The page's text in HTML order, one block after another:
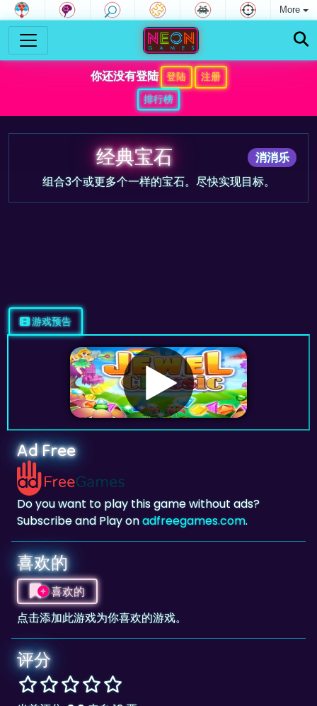
More
你还没有登陆 登陆
注册
排行榜
消消乐
经典宝石
组合3个或更多个一样的宝石。尽快实现目标。
Ad Free
Do you want to play this game without ads?
Subscribe and Play on
喜欢的
喜欢的
点击添加此游戏为你喜欢的游戏。
评分
当前评分: 3.6 来自 12 票.